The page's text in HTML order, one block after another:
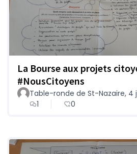
La Bourse aux projets
#NousCitoyens
Table-ronde de St-Nazaire, 4
1
0